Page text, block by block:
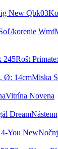
Rošt
Miska
Vitrína Novena